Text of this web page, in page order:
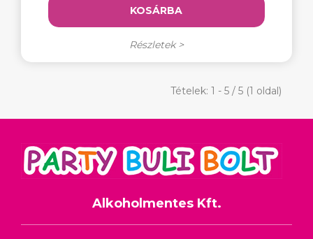
KOSÁRBA
Részletek >
Tételek: 1 - 5 / 5 (1 oldal)
Alkoholmentes Kft.